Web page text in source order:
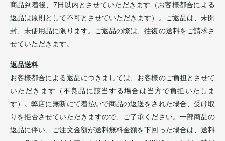
商品到着後、7日以内とさせていただきます（お客様都合による
返品は原則として不可とさせていただきます）。ご返品は、未開
封、未使用品に限ります。ご返品の際は、往復の送料をご請求さ
せていただきます。
返品送料
お客様都合による返品につきましては、お客様のご負担とさせて
いただきます（不良品に該当する場合は当方で負担いたしま
す）。弊店に無断にて着払いで商品の返送をされた場合、受け取
りを拒否させていただきますので、ご了承ください。一部商品の
返品に伴い、ご注文金額が送料無料金額を下回った場合は、送料